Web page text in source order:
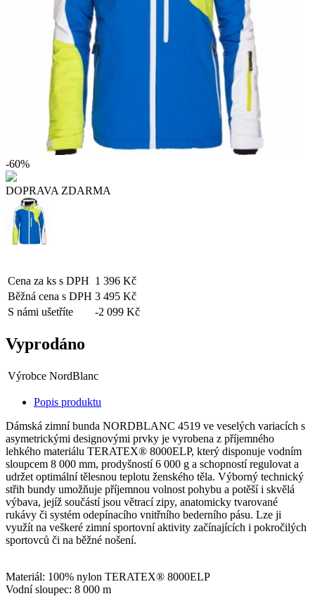
-60%
DOPRAVA ZDARMA
Cena za ks s DPH 1 396 Kč
Běžná cena s DPH 3 495 Kč
S námi ušetříte
-2 099 Kč
Vyprodáno
Výrobce NordBlanc
Popis produktu
Dámská zimní bunda NORDBLANC 4519 ve veselých variacích s
asymetrickými designovými prvky je vyrobena z příjemného
lehkého materiálu TERATEX® 8000ELP, který disponuje vodním
sloupcem 8 000 mm, prodyšností 6 000 g a schopností regulovat a
udržet optimální tělesnou teplotu ženského těla. Výborný technický
střih bundy umožňuje příjemnou volnost pohybu a potěší i skvělá
výbava, jejíž součástí jsou větrací zipy, anatomicky tvarované
rukávy či systém odepínacího vnitřního bederního pásu. Lze ji
využít na veškeré zimní sportovní aktivity začínajících i pokročilých
sportovců či na běžné nošení.
Materiál: 100% nylon TERATEX® 8000ELP
Vodní sloupec: 8 000 m